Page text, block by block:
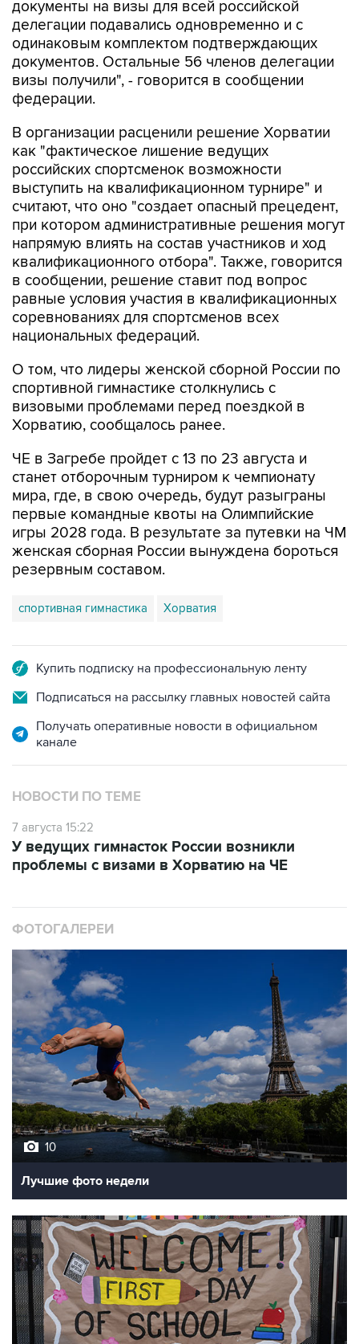
документы на визы для всей российской
делегации подавались одновременно и с
одинаковым комплектом подтверждающих
документов. Остальные 56 членов делегации
визы получили", - говорится в сообщении
федерации.
В организации расценили решение Хорватии
как "фактическое лишение ведущих
российских спортсменок возможности
выступить на квалификационном турнире" и
считают, что оно "создает опасный прецедент,
при котором административные решения могут
напрямую влиять на состав участников и ход
квалификационного отбора". Также, говорится
в сообщении, решение ставит под вопрос
равные условия участия в квалификационных
соревнованиях для спортсменов всех
национальных федераций.
О том, что лидеры женской сборной России по
спортивной гимнастике столкнулись с
визовыми проблемами перед поездкой в
Хорватию, сообщалось ранее.
ЧЕ в Загребе пройдет с 13 по 23 августа и
станет отборочным турниром к чемпионату
мира, где, в свою очередь, будут разыграны
первые командные квоты на Олимпийские
игры 2028 года. В результате за путевки на ЧМ
женская сборная России вынуждена бороться
резервным составом.
спортивная гимнастика Хорватия
Купить подписку на профессиональную ленту
Подписаться на рассылку главных новостей сайта
Получать оперативные новости в официальном
канале
НОВОСТИ ПО ТЕМЕ
7 августа 15:22
У ведущих гимнасток России возникли
проблемы с визами в Хорватию на ЧЕ
ФОТОГАЛЕРЕИ
10
Лучшие фото недели